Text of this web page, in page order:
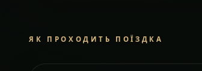
ЯК ПРОХОДИТЬ ПОЇЗДКА